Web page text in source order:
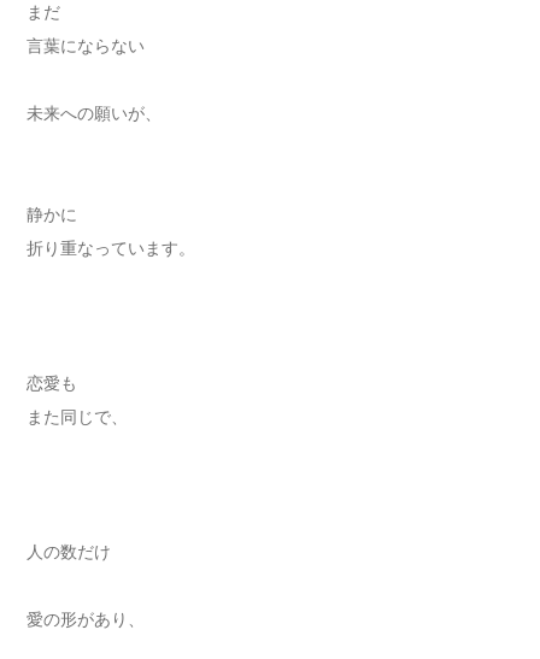
まだ
言葉にならない
未来への願いが、
静かに
折り重なっています。
恋愛も
また同じで、
人の数だけ
愛の形があり、